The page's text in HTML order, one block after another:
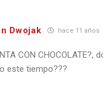
Dwojak hace 11 años
CON CHOCOLATE?,
este tiempo???